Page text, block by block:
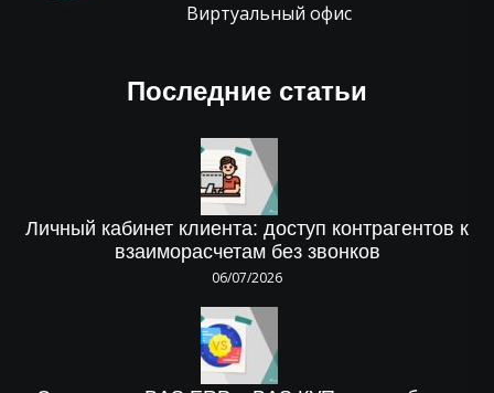
Виртуальный офис
Последние статьи
Личный кабинет клиента: доступ контрагентов к
взаиморасчетам без звонков
06/07/2026